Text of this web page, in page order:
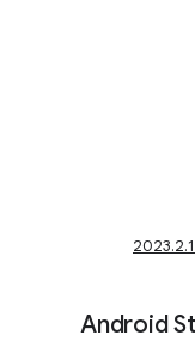
Android